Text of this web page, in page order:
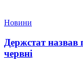
Новини
Держстат
червні